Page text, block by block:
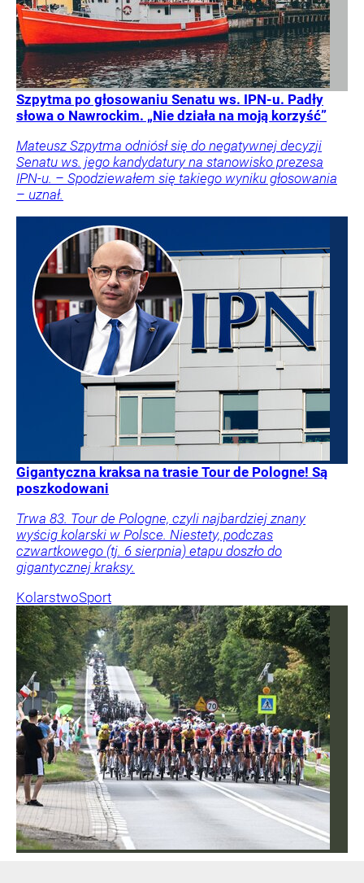
Szpytma po głosowaniu Senatu ws. IPN-u. Padły
słowa o Nawrockim. „Nie działa na moją korzyść”
Mateusz Szpytma odniósł się do negatywnej decyzji
Senatu ws. jego kandydatury na stanowisko prezesa
IPN-u. – Spodziewałem się takiego wyniku głosowania
– uznał.
Gigantyczna kraksa na trasie Tour de Pologne! Są
poszkodowani
Trwa 83. Tour de Pologne, czyli najbardziej znany
wyścig kolarski w Polsce. Niestety, podczas
czwartkowego (tj. 6 sierpnia) etapu doszło do
gigantycznej kraksy.
KolarstwoSport